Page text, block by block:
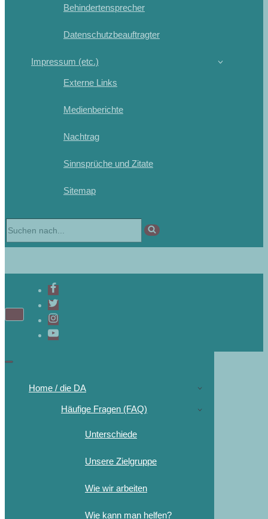
Behindertensprecher
Datenschutzbeauftragter
Impressum (etc.)
Externe Links
Medienberichte
Nachtrag
Sinnsprüche und Zitate
Sitemap
Home / die DA
Häufige Fragen (FAQ)
Unterschiede
Unsere Zielgruppe
Wie wir arbeiten
Wie kann man helfen?